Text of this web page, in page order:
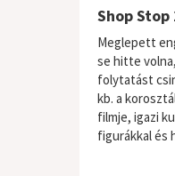
Shop Stop
Meglepett
se hitte
folytatást
kb. a
filmje, igazi
figurákkal és